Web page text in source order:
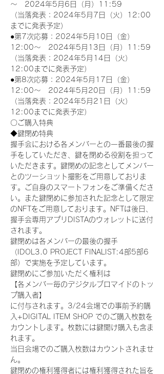
～　2024年5月6日（月）11:59
（当落発表：2024年5月7日（火）12:00
までに発表予定）
●第7次応募：2024年5月10日（金）
12:00～　2024年5月13日（月）11:59
（当落発表：2024年5月14日（火）
12:00までに発表予定）
●第8次応募：2024年5月17日（金）
12:00～　2024年5月20日（月）11:59
（当落発表：2024年5月21日（火）
12:00までに発表予定）
〇ご購入特典
◆鍵閉め特典
握手会における各メンバーとの一番最後の握
手をしていただき、鍵を閉める役割を担って
いただきます。鍵閉めの記念としてメンバー
とのツーショット撮影をご用意しておりま
す。ご自身のスマートフォンをご準備くださ
い。また鍵閉めに参加された記念として限定
のNFTをご用意しております。NFTは後日、
握手会専用アプリDISTAのウォレットに送付
されます。
鍵閉めは各メンバーの最後の握手
（IDOL3.0 PROJECT FINALIST:4部5部6
部）で実施を予定しています。
鍵閉めにご参加いただく権利は
【各メンバー毎のデジタルブロマイドのトッ
プ購入者】
に付与されます。3/24会場での事前予約購
入+DIGITAL ITEM SHOP でのご購入枚数を
カウントします。枚数には鍵開け購入も含ま
れます。
当日会場でのご購入枚数はカウントされませ
ん。
鍵閉めの権利獲得者には権利獲得された旨を